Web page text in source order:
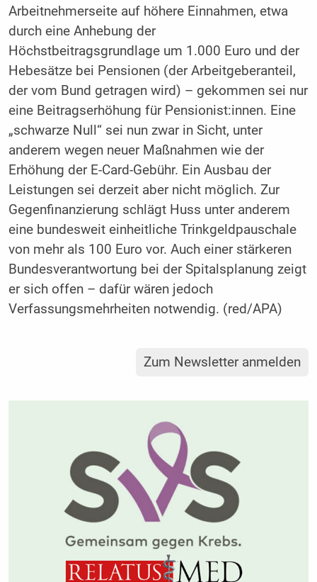
Arbeitnehmerseite auf höhere Einnahmen, etwa
durch eine Anhebung der
Höchstbeitragsgrundlage um 1.000 Euro und der
Hebesätze bei Pensionen (der Arbeitgeberanteil,
der vom Bund getragen wird) – gekommen sei nur
eine Beitragserhöhung für Pensionist:innen. Eine
„schwarze Null“ sei nun zwar in Sicht, unter
anderem wegen neuer Maßnahmen wie der
Erhöhung der E-Card-Gebühr. Ein Ausbau der
Leistungen sei derzeit aber nicht möglich. Zur
Gegenfinanzierung schlägt Huss unter anderem
eine bundesweit einheitliche Trinkgeldpauschale
von mehr als 100 Euro vor. Auch einer stärkeren
Bundesverantwortung bei der Spitalsplanung zeigt
er sich offen – dafür wären jedoch
Verfassungsmehrheiten notwendig. (red/APA)
Zum Newsletter anmelden